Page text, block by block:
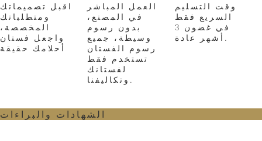
اقبل تصميماتك
ومتطلباتك
المخصصة،
واجعل فستان
أحلامك حقيقة
العمل المباشر
في المصنع،
بدون رسوم
وسيطة، جميع
رسوم الفستان
تستخدم فقط
لفستانك
وتكاليفنا.
وقت التسليم
السريع فقط
في غضون 3
أشهر عادة.
الشهادات والبراءات